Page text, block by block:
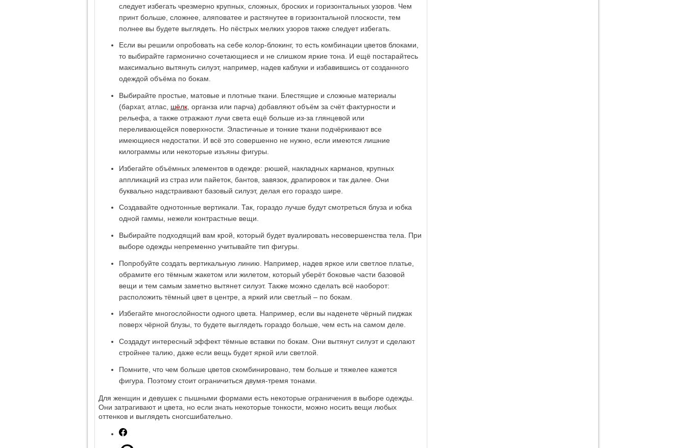
следует избегать чрезмерно крупных, сложных, броских и горизонтальных узоров. Чем
принт больше, сложнее, аляповатее и растянутее в горизонтальной плоскости, тем
полнее вы будете выглядеть. Но пёстрых мелких узоров также следует избегать.
Если вы решили опробовать на себе колор-блокинг, то есть комбинации цветов блоками,
то выбирайте гармонично сочетающиеся и не слишком яркие тона. И ещё постарайтесь
максимально вытянуть силуэт, например, надев каблуки и избавившись от созданного
одеждой объёма по бокам.
Выбирайте простые, матовые и плотные ткани. Блестящие и сложные материалы
(бархат, атлас, шёлк , органза или парча) добавляют объём за счёт фактурности и
рельефа, а также отражают лучи света ещё больше из-за глянцевой или
переливающейся поверхности. Эластичные и тонкие ткани подчёркивают все
имеющиеся недостатки. И всё это совершенно не нужно, если имеются лишние
килограммы или некоторые изъяны фигуры.
Избегайте объёмных элементов в одежде: рюшей, накладных карманов, крупных
аппликаций из страз или пайеток, бантов, завязок, драпировок и так далее. Они
буквально надстраивают базовый силуэт, делая его гораздо шире.
Создавайте однотонные вертикали. Так, гораздо лучше будут смотреться блуза и юбка
одной гаммы, нежели контрастные вещи.
Выбирайте подходящий вам крой, который будет вуалировать несовершенства тела. При
выборе одежды непременно учитывайте тип фигуры.
Попробуйте создать вертикальную линию. Например, надев яркое или светлое платье,
обрамите его тёмным жакетом или жилетом, который уберёт боковые части базовой
вещи и тем самым заметно вытянет силуэт. Также можно сделать всё наоборот:
расположить тёмный цвет в центре, а яркий или светлый – по бокам.
Избегайте многослойности одного цвета. Например, если вы наденете чёрный пиджак
поверх чёрной блузы, то будете выглядеть гораздо больше, чем есть на самом деле.
Создадут интересный эффект тёмные вставки по бокам. Они вытянут силуэт и сделают
стройнее талию, даже если вещь будет яркой или светлой.
Помните, что чем больше цветов скомбинировано, тем больше и тяжелее кажется
фигура. Поэтому стоит ограничиться двумя-тремя тонами.
Для женщин и девушек с пышными формами есть некоторые ограничения в выборе одежды.
Они затрагивают и цвета, но если знать некоторые тонкости, можно носить вещи любых
оттенков и выглядеть сногсшибательно.